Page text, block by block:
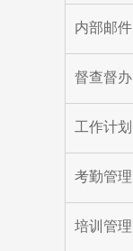
内部邮件
督查督办
工作计划
考勤管理
培训管理